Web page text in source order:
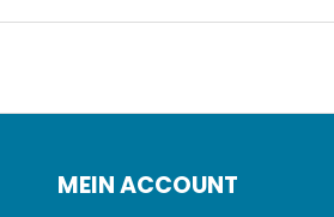
MEIN ACCOUNT